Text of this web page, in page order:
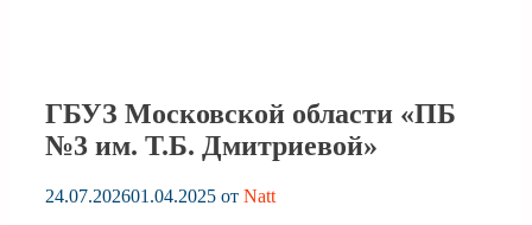
ГБУЗ Московской области «ПБ
№3 им. Т.Б. Дмитриевой»
24.07.202601.04.2025 от Natt